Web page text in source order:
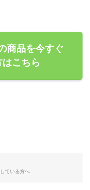
商品を今すぐ
こちら
ている方へ